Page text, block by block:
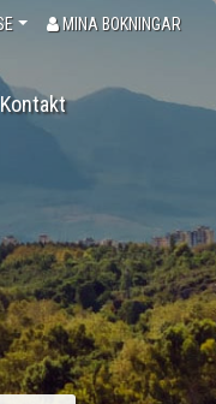
MINA BOKNINGAR
Kontakt